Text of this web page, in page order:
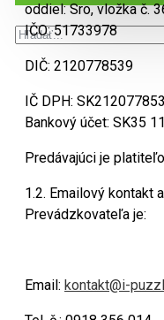
oddiel: Sro, vložka č.
IČO: 51733978
DIČ: 2120778539
IČ DPH:
Bankový účet: SK35
Predávajúci je
1.2. Emailový kontakt
Prevádzkovateľa je:
Email: kontakt@i-